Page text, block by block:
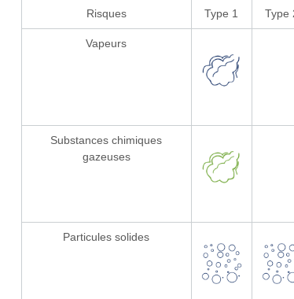
Risques Type 1 Type
Vapeurs
Substances chimiques
gazeuses
Particules solides